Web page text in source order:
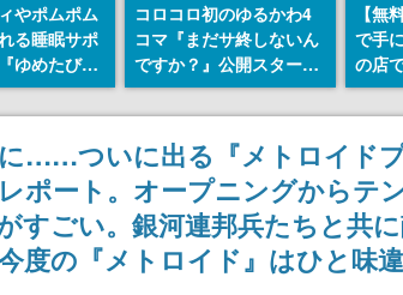
やポムポム
る睡眠サポ
ゆめたび』
ャラごとの
ましアラー
コロコロ初のゆるかわ4
コマ『まだサ終しないん
ですか？』公開スター
ト。主人公は新入社員の
侘石ダイヤ、ゲーム会社
を舞台にトラブルへ対応
する社員たちを描く
【無
で手
の店
『
続編
の9
記念
……ついに出る『メトロイド
ポート。オープニングからテ
すごい。銀河連邦兵たちと共
度の『メトロイド』はひと味